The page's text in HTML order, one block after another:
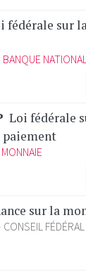
fédérale sur
BANQUE
Loi fédérale
paiement
MONNAIE
sur la
CONSEIL FÉDÉRAL